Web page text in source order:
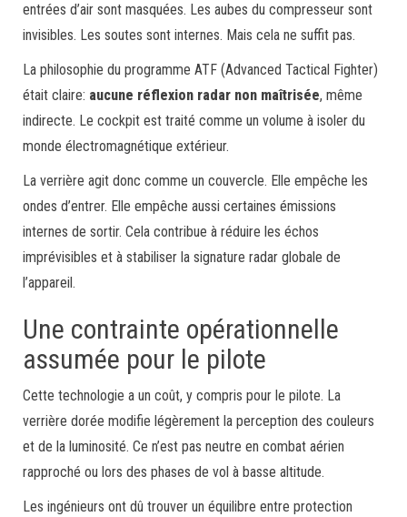
entrées d’air sont masquées. Les aubes du compresseur sont
invisibles. Les soutes sont internes. Mais cela ne suffit pas.
La philosophie du programme ATF (Advanced Tactical Fighter)
était claire: aucune réflexion radar non maîtrisée, même
indirecte. Le cockpit est traité comme un volume à isoler du
monde électromagnétique extérieur.
La verrière agit donc comme un couvercle. Elle empêche les
ondes d’entrer. Elle empêche aussi certaines émissions
internes de sortir. Cela contribue à réduire les échos
imprévisibles et à stabiliser la signature radar globale de
l’appareil.
Une contrainte opérationnelle
assumée pour le pilote
Cette technologie a un coût, y compris pour le pilote. La
verrière dorée modifie légèrement la perception des couleurs
et de la luminosité. Ce n’est pas neutre en combat aérien
rapproché ou lors des phases de vol à basse altitude.
Les ingénieurs ont dû trouver un équilibre entre protection